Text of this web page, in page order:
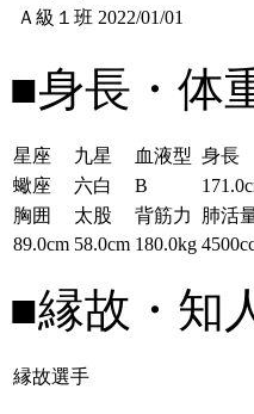
Ａ級１班 2022/01/01
■身長・体
星座 九星 血液型 身長
蠍座
六白 B
胸囲
太股 背筋力
肺活
89.0cm 58.0cm 180.0kg
■縁故・知
縁故選手